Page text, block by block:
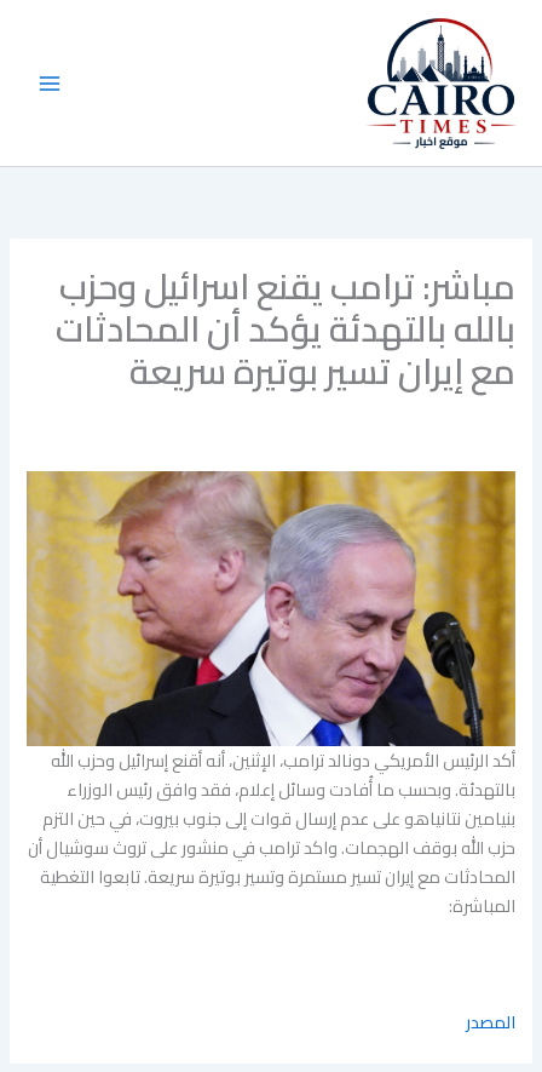
المحتوى
مباشر: ترامب يقنع اسرائيل وحزب
بالله بالتهدئة يؤكد أن المحادثات
مع إيران تسير بوتيرة سريعة
أكد الرئيس الأمريكي دونالد ترامب، الإثنين، أنه أقنع إسرائيل وحزب الله
بالتهدئة. وبحسب ما أُفادت وسائل إعلام، فقد وافق رئيس الوزراء
بنيامين نتانياهو على عدم إرسال قوات إلى جنوب بيروت، في حين التزم
حزب الله بوقف الهجمات. واكد ترامب في منشور على تروث سوشيال أن
المحادثات مع إيران تسير مستمرة وتسير بوتيرة سريعة. تابعوا التغطية
المباشرة:
المصدر